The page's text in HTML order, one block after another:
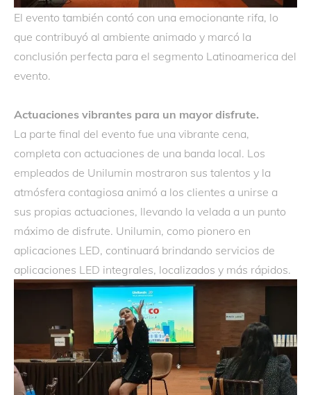
El evento también contó con una emocionante rifa, lo
que contribuyó al ambiente animado y marcó la
conclusión perfecta para el segmento Latinoamerica del
evento.
Actuaciones vibrantes para un mayor disfrute.
La parte final del evento fue una vibrante cena,
completa con actuaciones de una banda local. Los
empleados de Unilumin mostraron sus talentos y la
atmósfera contagiosa animó a los clientes a unirse a
sus propias actuaciones, llevando la velada a un punto
máximo de disfrute. Unilumin, como pionero en
aplicaciones LED, continuará brindando servicios de
aplicaciones LED integrales, localizados y más rápidos.